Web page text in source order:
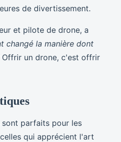
de divertissement.
et pilote de drone, a
changé la manière dont
Offrir un drone, c'est offrir
parfaits pour les
qui apprécient l'art